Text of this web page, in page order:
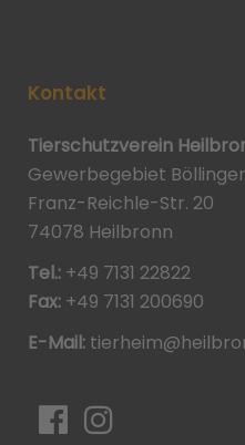
Kontakt
Tierschutzverein
Gewerbegebiet
Franz-Reichle-Str. 20
74078 Heilbronn
Tel.: +49 7131 22822
Fax: +49 7131 200690
E-Mail: